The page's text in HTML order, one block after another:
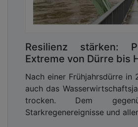
Resilienz stärken:
Extreme von Dürre bis
Nach einer Frühjahrsdürre in
auch das
trocken. Dem
Starkregenereignisse und